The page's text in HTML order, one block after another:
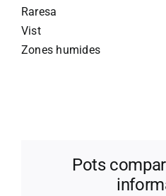
Raresa
Vist
Zones humides
Pots